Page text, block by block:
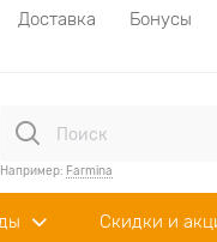
Доставка Бонусы
Например: Farmina
Скидки и